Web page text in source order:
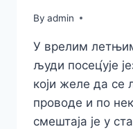
By admin
У врелим
људи посец́ује
који желе да се
проводе и по
смештаја је у